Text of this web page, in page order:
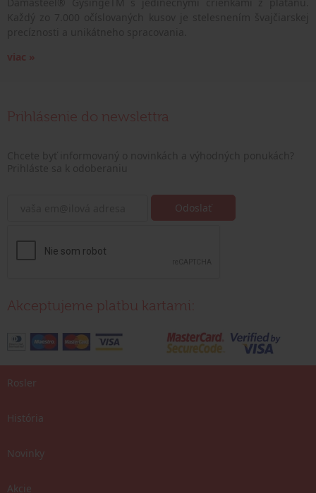
viac »
Prihlásenie do newslettra
Akceptujeme platbu kartami:
Rosler
História
Novinky
Akcie